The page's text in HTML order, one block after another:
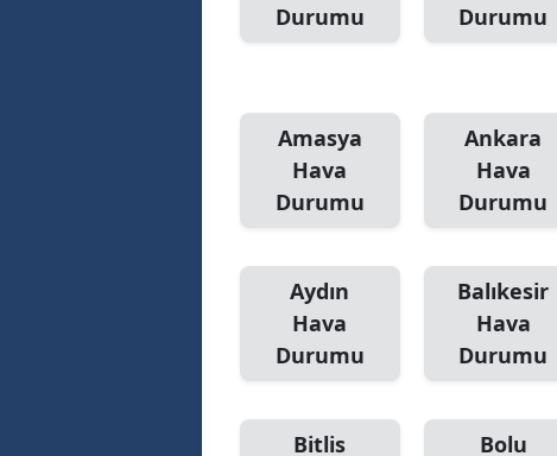
Durumu
Durumu
Amasya
Hava
Durumu
Ankara
Hava
Durumu
Aydın
Hava
Durumu
Balıkesir
Hava
Durumu
Bitlis
Bolu